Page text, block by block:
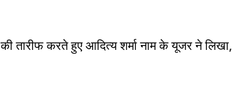
तारीफ करते हुए आदित्य शर्मा नाम के यूजर ने लिखा,